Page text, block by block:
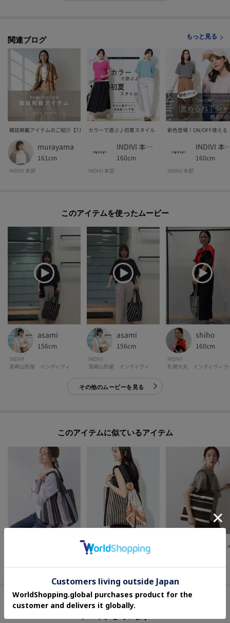
マイページでお気に入り一覧をチェックでき、
自分だけのお買い物リストがつくれる♪
-・-・-・-・-・-・-・-・-・-・-・-・-・-・-・-・-・-・-・-・-・-
※照明の関係により、実際よりも色味が違って見える場合があります。また、
パソコン・スマートフォンなどの環境により、若干製品と画像のカラーが異
なる場合もございます。
関連ブログ もっと見る
雑誌掲載アイテムのご紹介【7月号】
murayama
161cm
INDIVI 本部
カラーで遊ぶ♪初夏スタイル
INDIVI 本部スタッフ
160cm
INDIVI 本部
新色登場！ON/OFF使え
INDIVI
160cm
INDIVI 本部
このアイテムを使ったムービー
asami
156cm
INDIVI
宮崎山形屋 インディヴィ
asami
156cm
INDIVI
宮崎山形屋 インディヴィ
shiho
160cm
INDIVI
札幌大丸 インディヴィラ
その他のムービーを見る
このアイテムに似ているアイテム
¥4,290
この商品を見た人はコチラの商品も